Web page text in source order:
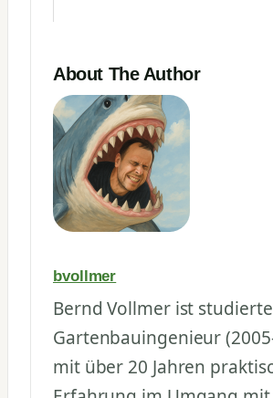
About The Author
bvollmer
Bernd Vollmer ist
Gartenbauingenieur
mit über 20 Jahren